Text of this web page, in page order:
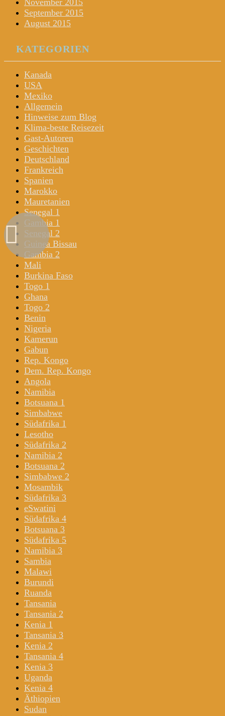
September 2015
August 2015
KATEGORIEN
Kanada
USA
Mexiko
Allgemein
Hinweise zum Blog
Klima-beste Reisezeit
Gast-Autoren
Geschichten
Deutschland
Frankreich
Spanien
Marokko
Mauretanien
Senegal 1
Gambia 1
Senegal 2
Guinea Bissau
Gambia 2
Mali
Burkina Faso
Togo 1
Ghana
Togo 2
Benin
Nigeria
Kamerun
Gabun
Rep. Kongo
Dem. Rep. Kongo
Angola
Namibia
Botsuana 1
Simbabwe
Südafrika 1
Lesotho
Südafrika 2
Namibia 2
Botsuana 2
Simbabwe 2
Mosambik
Südafrika 3
eSwatini
Südafrika 4
Botsuana 3
Südafrika 5
Namibia 3
Sambia
Malawi
Burundi
Ruanda
Tansania
Tansania 2
Kenia 1
Tansania 3
Kenia 2
Tansania 4
Kenia 3
Uganda
Kenia 4
Äthiopien
Sudan